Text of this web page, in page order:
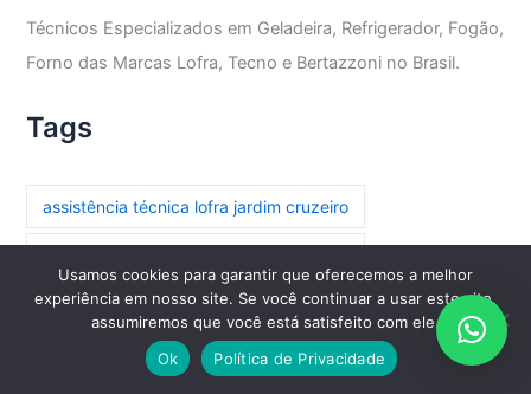
Técnicos Especializados em Geladeira, Refrigerador, Fogão,
Forno das Marcas Lofra, Tecno e Bertazzoni no Brasil.
Tags
assistência técnica lofra jardim cruzeiro
assistência técnica lofra paraíso
assistência técnica lofra paraíso do morumbi
Usamos cookies para garantir que oferecemos a melhor
experiência em nosso site. Se você continuar a usar este site,
assumiremos que você está satisfeito com ele.
Ok
Política de Privacidade